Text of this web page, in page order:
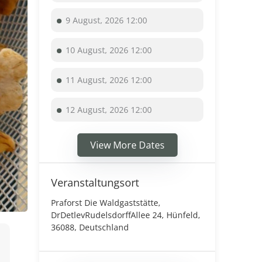
9 August, 2026 12:00
10 August, 2026 12:00
11 August, 2026 12:00
12 August, 2026 12:00
View More Dates
Veranstaltungsort
Praforst Die Waldgaststätte,
DrDetlevRudelsdorffAllee 24, Hünfeld,
36088, Deutschland